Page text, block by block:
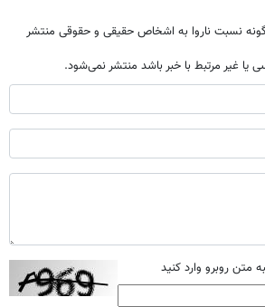
نسبت ناروا به اشخاص حقیقی و حقوقی منتشر
یا غیر مرتبط با خبر باشد منتشر نمی‌شود.
متن روبرو وارد کنید